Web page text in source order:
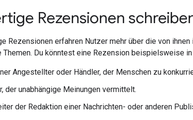
Rezensionen
Rezensionen erfahren Nutzer mehr über die von
Themen. Du könntest eine Rezension beispielsweise
Angestellter oder Händler, der Menschen zu
der unabhängige Meinungen vermittelt.
der Redaktion einer Nachrichten- oder anderen